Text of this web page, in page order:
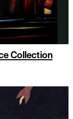
Collection